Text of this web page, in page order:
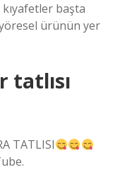
başta
yöresel ürünün yer
tatlısı
TATLISI